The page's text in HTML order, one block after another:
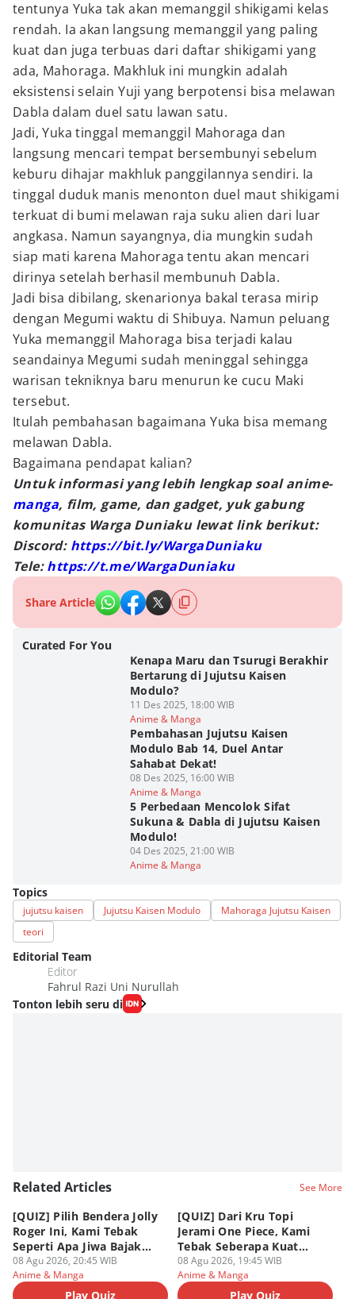
tentunya Yuka tak akan memanggil shikigami kelas
rendah. Ia akan langsung memanggil yang paling
kuat dan juga terbuas dari daftar shikigami yang
ada, Mahoraga. Makhluk ini mungkin adalah
eksistensi selain Yuji yang berpotensi bisa melawan
Dabla dalam duel satu lawan satu.
Jadi, Yuka tinggal memanggil Mahoraga dan
langsung mencari tempat bersembunyi sebelum
keburu dihajar makhluk panggilannya sendiri. Ia
tinggal duduk manis menonton duel maut shikigami
terkuat di bumi melawan raja suku alien dari luar
angkasa. Namun sayangnya, dia mungkin sudah
siap mati karena Mahoraga tentu akan mencari
dirinya setelah berhasil membunuh Dabla.
Jadi bisa dibilang, skenarionya bakal terasa mirip
dengan Megumi waktu di Shibuya. Namun peluang
Yuka memanggil Mahoraga bisa terjadi kalau
seandainya Megumi sudah meninggal sehingga
warisan tekniknya baru menurun ke cucu Maki
tersebut.
Itulah pembahasan bagaimana Yuka bisa memang
melawan Dabla.
Bagaimana pendapat kalian?
Untuk informasi yang lebih lengkap soal anime-
manga, film, game, dan gadget, yuk gabung
komunitas Warga Duniaku lewat link berikut:
Discord: https://bit.ly/WargaDuniaku
Tele:https://t.me/WargaDuniaku
Share Article
Curated For You
Kenapa Maru dan Tsurugi Berakhir
Bertarung di Jujutsu Kaisen
Modulo?
11 Des 2025, 18:00 WIB
Anime & Manga
Pembahasan Jujutsu Kaisen
Modulo Bab 14, Duel Antar
Sahabat Dekat!
08 Des 2025, 16:00 WIB
Anime & Manga
5 Perbedaan Mencolok Sifat
Sukuna & Dabla di Jujutsu Kaisen
Modulo!
04 Des 2025, 21:00 WIB
Anime & Manga
Topics
jujutsu kaisen Jujutsu Kaisen Modulo
Mahoraga Jujutsu Kaisen
teori
Editorial Team
Editor
Fahrul Razi Uni Nurullah
Tonton lebih seru di
Related Articles See More
[QUIZ] Pilih Bendera Jolly
Roger Ini, Kami Tebak
Seperti Apa Jiwa Bajak
Laut Dalam Dirimu
08 Agu 2026, 20:45 WIB
Anime & Manga
Play Quiz
[QUIZ] Dari Kru Topi
Jerami One Piece, Kami
Tebak Seberapa Kuat
Mentalmu
08 Agu 2026, 19:45 WIB
Anime & Manga
Play Quiz